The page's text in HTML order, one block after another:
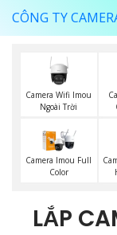
CÔNG TY
Camera Wifi Imou
Ngoài Trời
Camera Imou Full
Color
LẮP